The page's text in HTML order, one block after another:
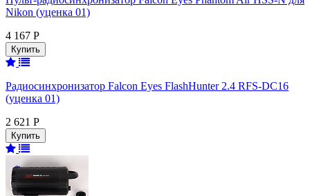
Nikon (уценка 01)
4 167 Р
Радиосинхронизатор Falcon Eyes FlashHunter 2.4 RFS-DC16
(уценка 01)
2 621 Р